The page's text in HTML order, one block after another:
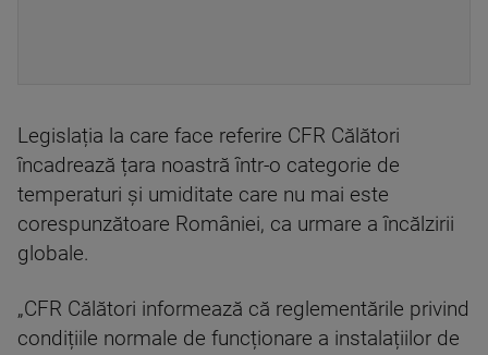
Legislația la care face referire CFR Călători
încadrează țara noastră într-o categorie de
temperaturi și umiditate care nu mai este
corespunzătoare României, ca urmare a încălzirii
globale.
„CFR Călători informează că reglementările privind
condițiile normale de funcționare a instalațiilor de